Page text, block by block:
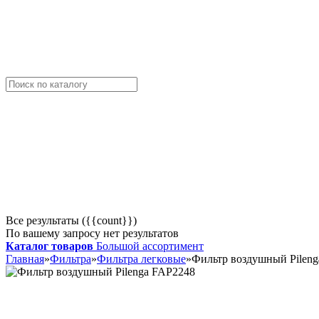
Все результаты ({{count}})
По вашему запросу нет результатов
Каталог товаров Большой ассортимент
Главная»Фильтра»Фильтра легковые»Фильтр воздушный